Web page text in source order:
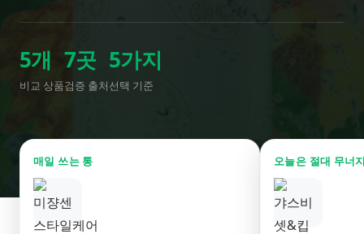
5개
비교 상품
7곳
검증 출처
5가지
선택 기준
매일 쓰는 통 오늘은 절대 무너